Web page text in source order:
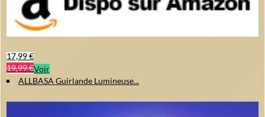
17,99 €
19,99 €Voir
ALLBASA Guirlande Lumineuse...